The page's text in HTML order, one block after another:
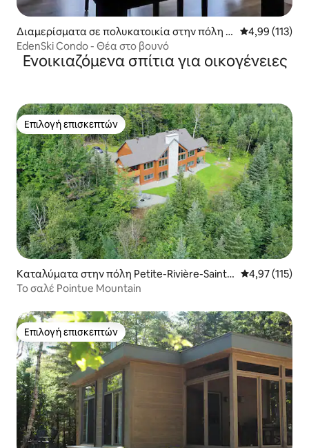
Διαμερίσματα σε πολυκατοικία στην πόλη B
eaupré
Μέση
4,99 (113)
EdenSki Condo - Θέα στο βουνό
Ενοικιαζόμενα σπίτια για οικογένειες
Επιλογή επισκεπτών
Επιλογή επισκεπτών
Καταλύματα στην πόλη Petite-Rivière-Saint-
François
Μέση
4,97 (115)
Το σαλέ Pointue Mountain
Επιλογή επισκεπτών
Επιλογή επισκεπτών